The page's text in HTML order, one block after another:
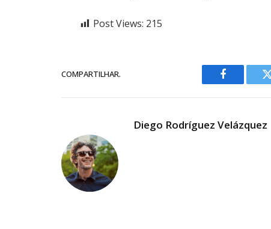
Post Views: 215
COMPARTILHAR.
Facebook
Diego Rodríguez Velázquez